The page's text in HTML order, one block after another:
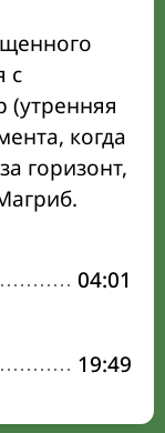
с
(утренняя
когда
горизонт,
04:01
19:49